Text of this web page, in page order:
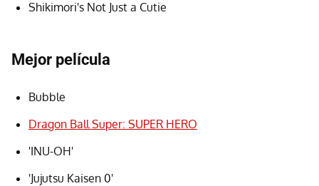
Shikimori's Not Just a Cutie
Mejor película
Bubble
Dragon Ball Super: SUPER HERO
'INU-OH'
'Jujutsu Kaisen 0'